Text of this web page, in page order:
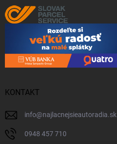
KONTAKT
info@najlacnejsieautoradia.sk
0948 457 710